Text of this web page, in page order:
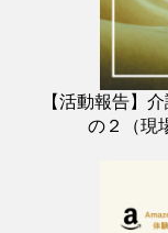
【活動報告】
の２（現